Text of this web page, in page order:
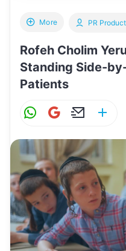
More
Rofeh Cholim
Standing Side-
Patients
PR
W
at
s
A
p
p
G
ai
l
E
ai
l
e